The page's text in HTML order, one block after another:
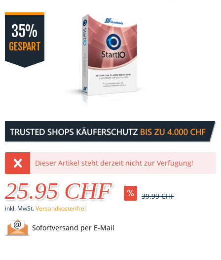
35%
GESPART
Dieser Artikel steht derzeit nicht zur Verfügung!
25.95 CHF 39.99 CHF
inkl. MwSt.Versandkostenfrei
Sofortversand per E-Mail